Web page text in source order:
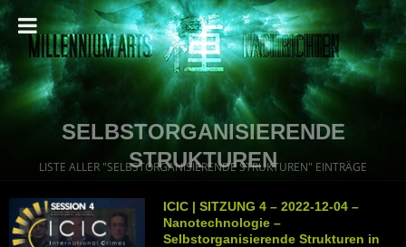
SELBSTORGANISIERENDE
STRUKTUREN
LISTE ALLER "SELBSTORGANISIERENDE STRUKTUREN" EINTRÄGE
ICIC | SITZUNG 4 – 2022-12-04 –
Nanotechnologie –
Selbstorganisierende Strukturen in